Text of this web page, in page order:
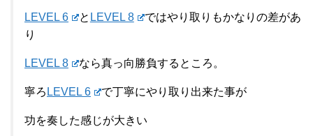
LEVEL 6 と LEVEL 8
ではやり取りもかなりの差があ
り
LEVEL 8 なら真っ向勝負するところ。
寧ろ LEVEL 6 で丁寧にやり取り出来た事が
功を奏した感じが大きい